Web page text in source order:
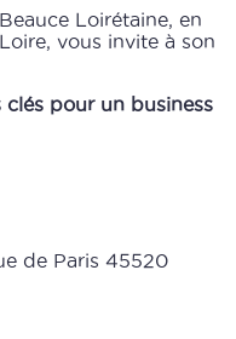
Loirétaine, en
vous invite à son
clés pour un business
de Paris 45520